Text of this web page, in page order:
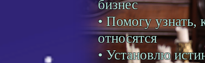
бизнес
• Помогу узнать,
относятся
• Установлю